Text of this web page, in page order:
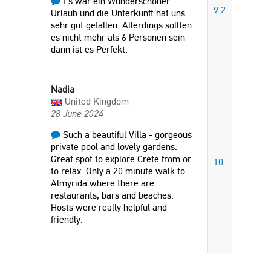
Urlaub und die Unterkunft hat uns
sehr gut gefallen. Allerdings sollten
es nicht mehr als 6 Personen sein
dann ist es Perfekt.
9.2
Nadia
United Kingdom
28 June 2024
Such a beautiful Villa - gorgeous
private pool and lovely gardens.
Great spot to explore Crete from or
to relax. Only a 20 minute walk to
Almyrida where there are
restaurants, bars and beaches.
Hosts were really helpful and
friendly.
10